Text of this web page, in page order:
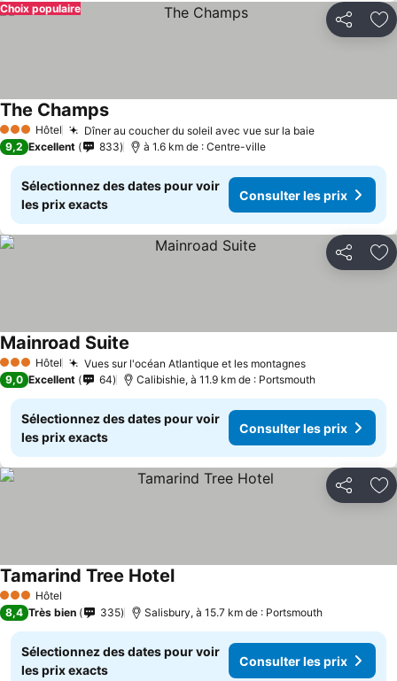
Partager
Choix populaire
3 ÉtoilesHôtel Dîner au coucher du soleil avec vue sur la baie
The Champs
9,2 Excellent 833 à 1.6 km de : Centre-ville
Sélectionnez des dates pour voir
les prix exacts
Consulter les prix
Partager
3 ÉtoilesHôtel Vues sur l'océan Atlantique et les montagnes
Mainroad Suite
9,0 Excellent 64 Calibishie, à 11.9 km de : Portsmouth
Sélectionnez des dates pour voir
les prix exacts
Consulter les prix
Partager
3 ÉtoilesHôtel
Tamarind Tree Hotel
8,4 Très bien 335 Salisbury, à 15.7 km de : Portsmouth
Sélectionnez des dates pour voir
les prix exacts
Consulter les prix